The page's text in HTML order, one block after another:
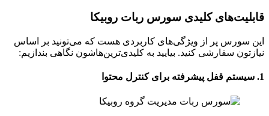
قابلیت‌های کلیدی سورس ربات روبیکا
این سورس پر از ویژگی‌های کاربردی هست که می‌تونید بر اساس
نیازتون سفارشی کنید. بیایید به کلیدی‌ترین‌هاشون نگاهی بندازیم:
1. سیستم قفل پیشرفته برای کنترل محتوا